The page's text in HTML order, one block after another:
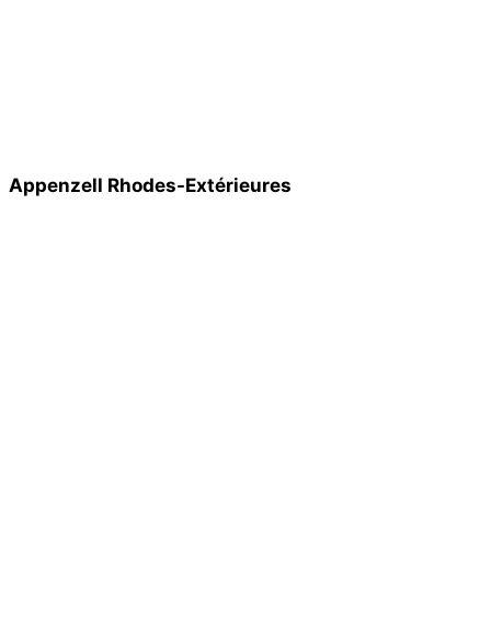
Appenzell Rhodes-Extérieures